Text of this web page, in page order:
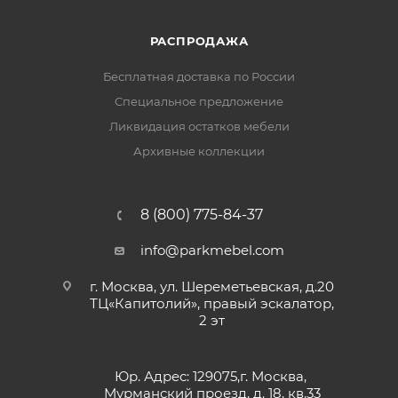
РАСПРОДАЖА
Бесплатная доставка по России
Специальное предложение
Ликвидация остатков мебели
Архивные коллекции
8 (800) 775-84-37
info@parkmebel.com
г. Москва, ул. Шереметьевская, д.20
ТЦ«Капитолий», правый эскалатор,
2 эт
Юр. Адрес: 129075,г. Москва,
Мурманский проезд, д. 18, кв.33